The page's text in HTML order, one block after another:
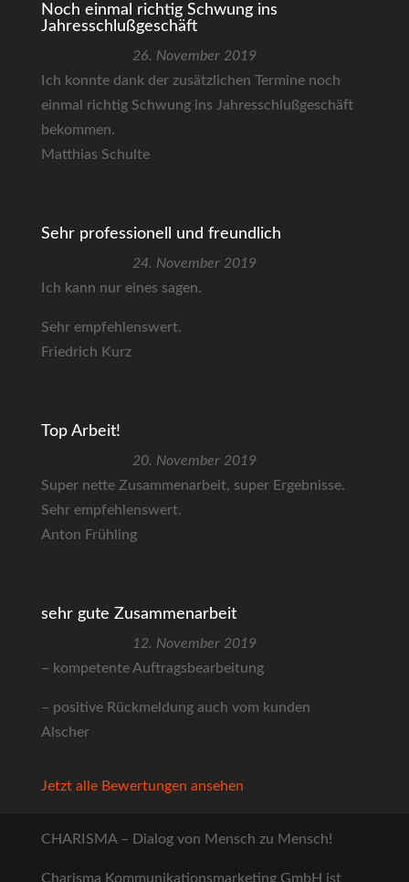
Noch einmal richtig Schwung ins
Jahresschlußgeschäft
26. November 2019
Ich konnte dank der zusätzlichen Termine noch
einmal richtig Schwung ins Jahresschlußgeschäft
bekommen.
Matthias Schulte
Sehr professionell und freundlich
24. November 2019
Ich kann nur eines sagen.
Sehr empfehlenswert.
Friedrich Kurz
Top Arbeit!
20. November 2019
Super nette Zusammenarbeit, super Ergebnisse.
Sehr empfehlenswert.
Anton Frühling
sehr gute Zusammenarbeit
12. November 2019
– kompetente Auftragsbearbeitung
– positive Rückmeldung auch vom kunden
Alscher
Jetzt alle Bewertungen ansehen
CHARISMA – Dialog von Mensch zu Mensch!
Charisma Kommunikationsmarketing GmbH ist